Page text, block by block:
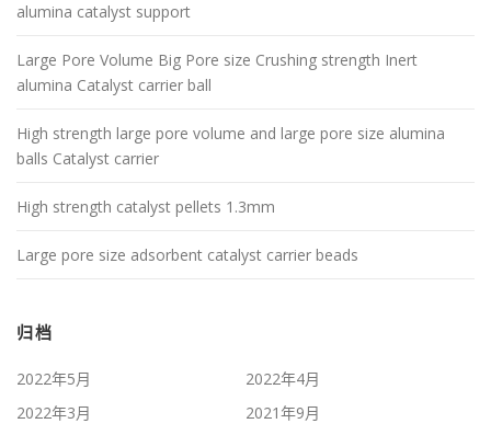
alumina catalyst support
Large Pore Volume Big Pore size Crushing strength Inert
alumina Catalyst carrier ball
High strength large pore volume and large pore size alumina
balls Catalyst carrier
High strength catalyst pellets 1.3mm
Large pore size adsorbent catalyst carrier beads
归档
2022年5月
2022年4月
2022年3月
2021年9月